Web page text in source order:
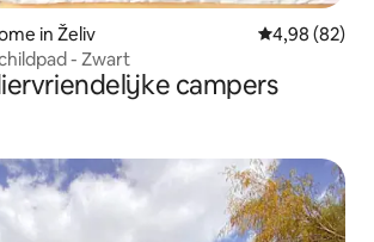
in Želiv Gemiddelde
4,98 (82)
- Zwart
campers